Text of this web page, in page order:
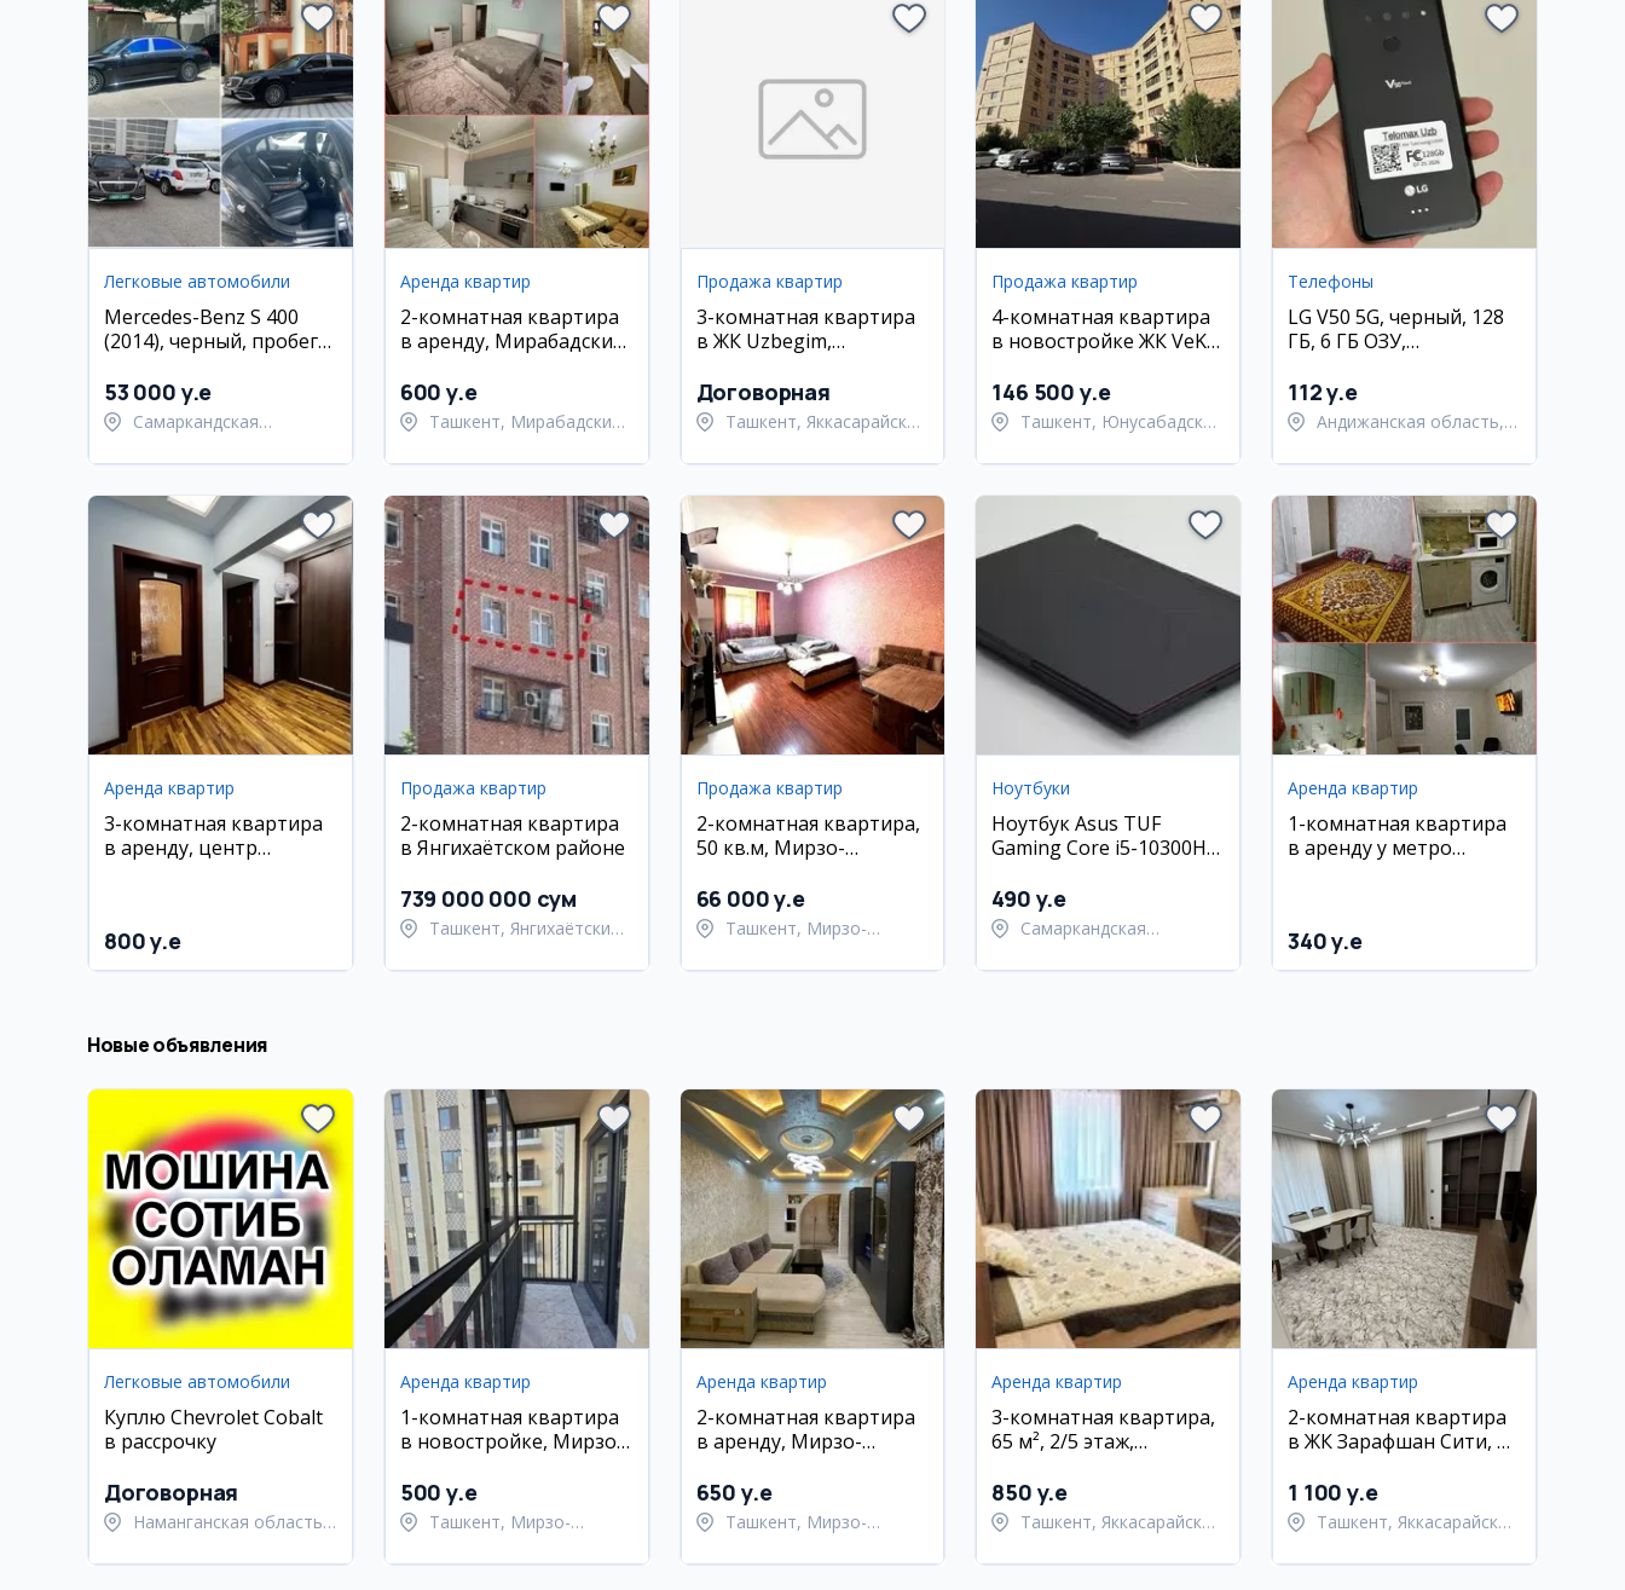
Легковые автомобили
Mercedes-Benz S 400
(2014), черный, пробег
Самарканд
53 000 y.e
Самаркандская
Самаркандский район
Аренда квартир
2-комнатная квартира
в аренду, Мирабадский
вокзала
600 y.e
Ташкент, Мирабадский
Продажа квартир
3-комнатная квартира
в ЖК Uzbegim,
Договорная
Ташкент, Яккасарайский
Продажа квартир
4-комнатная квартира
в новостройке ЖК VeK,
146 500 y.e
Ташкент, Юнусабадский
Телефоны
LG V50 5G, черный, 128
ГБ, 6 ГБ ОЗУ,
112 y.e
Андижанская область,
Аренда квартир
3-комнатная квартира
в аренду, центр
800 y.e
Продажа квартир
2-комнатная квартира
в Янгихаётском районе
739 000 000 сум
Ташкент, Янгихаётский
Продажа квартир
2-комнатная квартира,
50 кв.м, Мирзо-
66 000 y.e
Ташкент, Мирзо-
Ноутбуки
Ноутбук Asus TUF
Gaming Core i5-10300H
490 y.e
Самаркандская
Самаркандский район
Аренда квартир
1-комнатная квартира
в аренду у метро
340 y.e
Новые объявления
Легковые автомобили
Куплю Chevrolet Cobalt
в рассрочку
Договорная
Наманганская область,
Аренда квартир
1-комнатная квартира
в новостройке, Мирзо-
500 y.e
Ташкент, Мирзо-
Аренда квартир
2-комнатная квартира
в аренду, Мирзо-
Карасу-1
650 y.e
Ташкент, Мирзо-
Аренда квартир
3-комнатная квартира,
65 м², 2/5 этаж,
850 y.e
Ташкент, Яккасарайский
Аренда квартир
2-комнатная квартира
в ЖК Зарафшан Сити, 69
1 100 y.e
Ташкент, Яккасарайский